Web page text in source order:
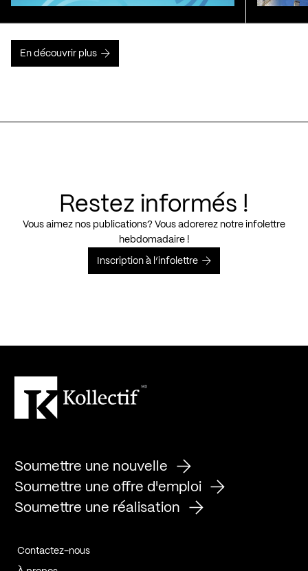
En découvrir plus
Restez informés !
Vous aimez nos publications? Vous adorerez notre infolettre
hebdomadaire !
Inscription à l’infolettre
Soumettre une nouvelle
Soumettre une offre d'emploi
Soumettre une réalisation
Contactez-nous